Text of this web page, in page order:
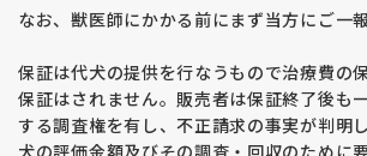
なお、獣医師にかかる前にまず当方にご一
保証は代犬の提供を行なうもので治療費の
保証はされません。販売者は保証終了後も
する調査権を有し、不正請求の事実が判明